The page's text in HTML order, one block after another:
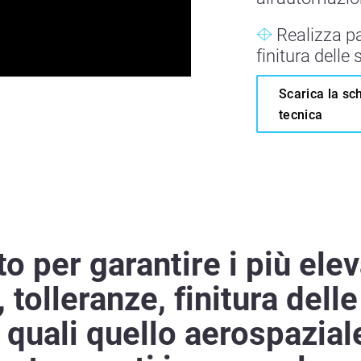
Realizza
finitura delle
Scarica la
tecnica
per garantire i più
finitura
quello